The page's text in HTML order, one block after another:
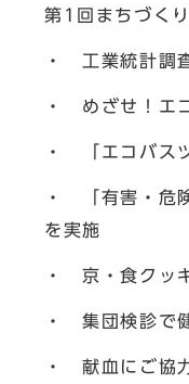
第1回まちづく
・ 工業統計調
・ めざせ！エ
・ 「エコバス
・ 「有害・危
を実施
・ 京・食クッ
・ 集団検診で
・ 献血にご協